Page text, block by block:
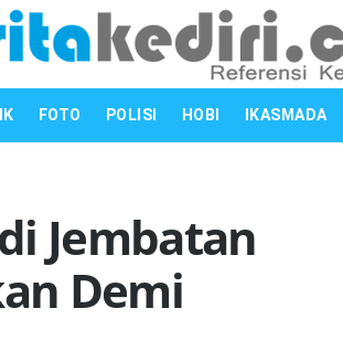
FOTO POLISI HOBI IKASMADA
Jembatan
Demi